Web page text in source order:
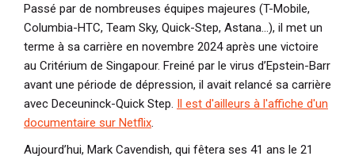
Passé par de nombreuses équipes majeures (T-Mobile,
Columbia-HTC, Team Sky, Quick-Step, Astana…), il met un
terme à sa carrière en novembre 2024 après une victoire
au Critérium de Singapour. Freiné par le virus d’Epstein-Barr
avant une période de dépression, il avait relancé sa carrière
avec Deceuninck-Quick Step. Il est d'ailleurs à l'affiche d'un
documentaire sur Netflix.
Aujourd’hui, Mark Cavendish, qui fêtera ses 41 ans le 21